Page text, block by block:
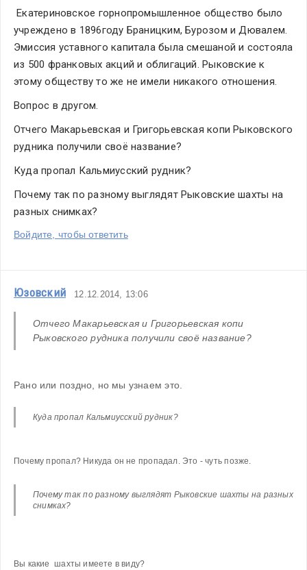
Екатериновское горнопромышленное общество было
учреждено в 1896году Браницким, Бурозом и Дювалем.
Эмиссия уставного капитала была смешаной и состояла
из 500 франковых акций и облигаций. Рыковские к
этому обществу то же не имели никакого отношения.
Вопрос в другом.
Отчего Макарьевская и Григорьевская копи Рыковского
рудника получили своё название?
Куда пропал Кальмиусский рудник?
Почему так по разному выглядят Рыковские шахты на
разных снимках?
Войдите, чтобы ответить
Юзовский 12.12.2014, 13:06
Отчего Макарьевская и Григорьевская копи
Рыковского рудника получили своё название?
Рано или поздно, но мы узнаем это.
Куда пропал Кальмиусский рудник?
Почему пропал? Никуда он не пропадал. Это - чуть позже.
Почему так по разному выглядят Рыковские шахты на разных
снимках?
Вы какие  шахты имеете в виду?